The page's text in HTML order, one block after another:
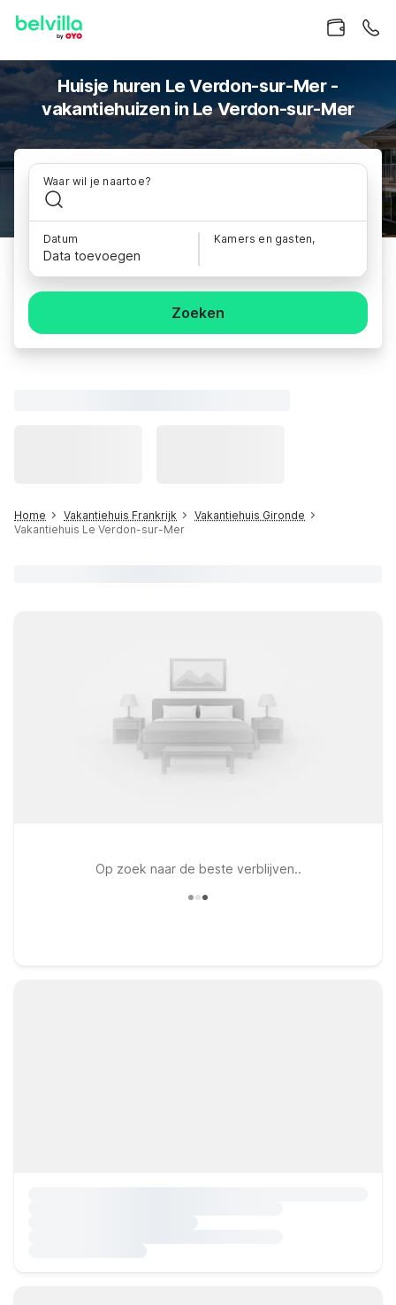
Huisje huren Le Verdon-sur-Mer -
vakantiehuizen in Le Verdon-sur-Mer
Waar wil je naartoe?
Datum
Data toevoegen
Kamers en gasten,
Zoeken
Home Vakantiehuis Frankrijk
Vakantiehuis Gironde
Vakantiehuis Le Verdon-sur-Mer
Op zoek naar de beste verblijven..